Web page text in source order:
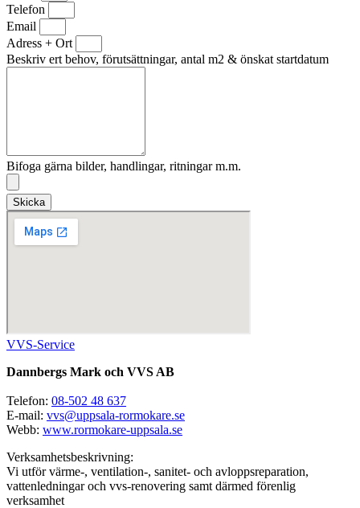
Telefon
Email
Adress + Ort
Beskriv ert behov, förutsättningar, antal m2 & önskat startdatum
Bifoga gärna bilder, handlingar, ritningar m.m.
Skicka
VVS-Service
Dannbergs Mark och VVS AB
Telefon: 08-502 48 637
E-mail: vvs@uppsala-rormokare.se
Webb: www.rormokare-uppsala.se
Verksamhetsbeskrivning:
Vi utför värme-, ventilation-, sanitet- och avloppsreparation,
vattenledningar och vvs-renovering samt därmed förenlig
verksamhet